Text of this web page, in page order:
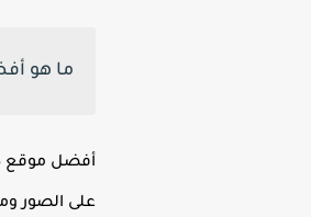
ما هو
أفضل موقع
على الصور